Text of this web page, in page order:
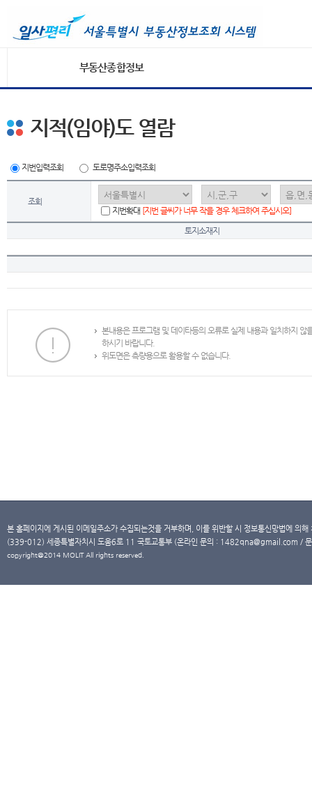
부동산종합정보
지적(임야)도 열람
지번입력조회 도로명주소입력조회
조회
지번확대 [지번 글씨가 너무 작을 경우 체크하여 주십시오]
토지소재지
본내용은 프로그램 및 데이타등의 오류로 실제 내용과 일치하지
하시기 바랍니다.
위도면은 측량용으로 활용할 수 없습니다.
본 홈페이지에 게시된 이메일주소가 수집되는것을 거부하며, 이를 위반할 시 정보통신망법에 의
(339-012) 세종특별자치시 도움6로 11 국토교통부 (온라인 문의 : 1482qna@gmail.com /
copyright@2014 MOLIT All rights reserved.